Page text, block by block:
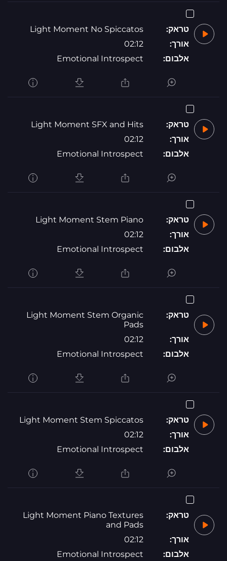
טראק:
Light Moment No Spiccatos
אורך:
02:12
אלבום:
Emotional Introspect
טראק:
Light Moment SFX and Hits
אורך:
02:12
אלבום:
Emotional Introspect
טראק:
Light Moment Stem Piano
אורך:
02:12
אלבום:
Emotional Introspect
טראק:
Light Moment Stem Organic
Pads
אורך:
02:12
אלבום:
Emotional Introspect
טראק:
Light Moment Stem Spiccatos
אורך:
02:12
אלבום:
Emotional Introspect
טראק:
Light Moment Piano Textures
and Pads
אורך:
02:12
אלבום:
Emotional Introspect